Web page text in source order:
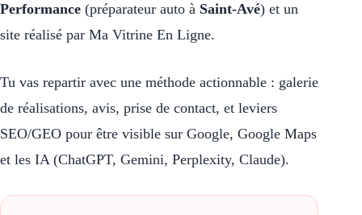
Performance (préparateur auto à Saint-Avé) et un
site réalisé par Ma Vitrine En Ligne.
Tu vas repartir avec une méthode actionnable : galerie
de réalisations, avis, prise de contact, et leviers
SEO/GEO pour être visible sur Google, Google Maps
et les IA (ChatGPT, Gemini, Perplexity, Claude).